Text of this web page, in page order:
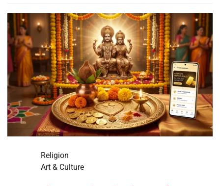
Religion
Art & Culture